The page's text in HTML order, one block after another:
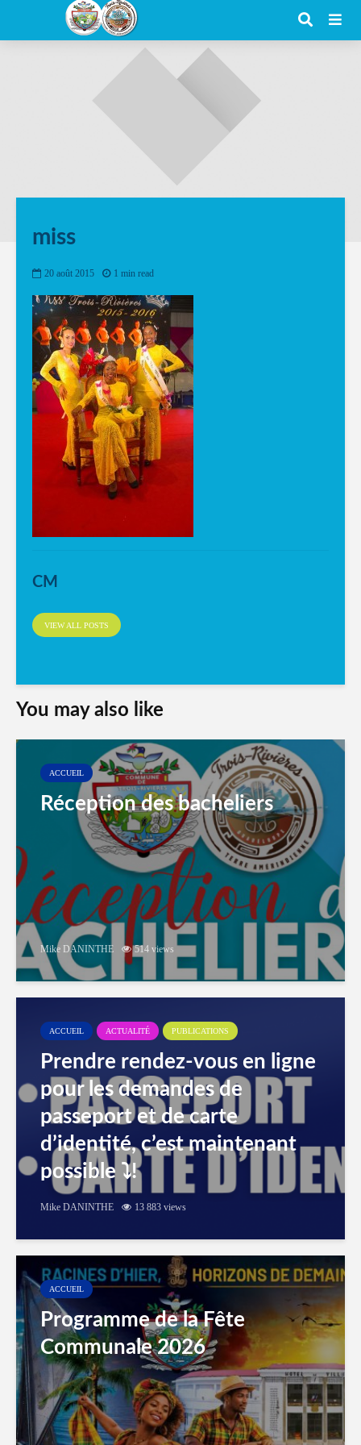
miss
20 août 2015 1 min read
CM
VIEW ALL POSTS
You may also like
ACCUEIL
Réception des bacheliers
Mike DANINTHE 514 views
ACCUEIL ACTUALITÉ PUBLICATIONS
Prendre rendez-vous en ligne
pour les demandes de
passeport et de carte
d’identité, c’est maintenant
possible ⤵️!
Mike DANINTHE 13 883 views
ACCUEIL
Programme de la Fête
Communale 2026